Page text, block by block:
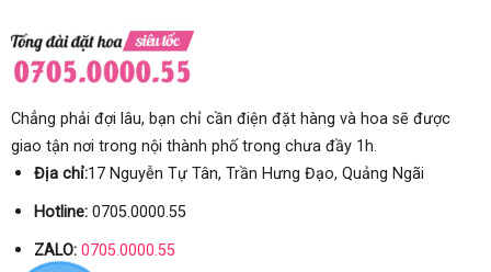
Chẳng phải đợi lâu, bạn chỉ cần điện đặt hàng và hoa sẽ được
giao tận nơi trong nội thành phố trong chưa đầy 1h.
Địa chỉ:17 Nguyễn Tự Tân, Trần Hưng Đạo, Quảng Ngãi
Hotline:0705.0000.55
ZALO: 0705.0000.55